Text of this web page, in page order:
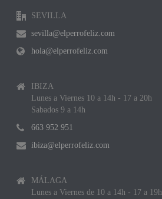
SEVILLA
sevilla@elperrofeliz.com
hola@elperrofeliz.com
IBIZA
Lunes a Viernes 10 a 14h - 17 a 20h
Sabados 9 a 14h
663 952 951
ibiza@elperrofeliz.com
MÁLAGA
Lunes a Viernes de 10 a 14h - 17 a 19h